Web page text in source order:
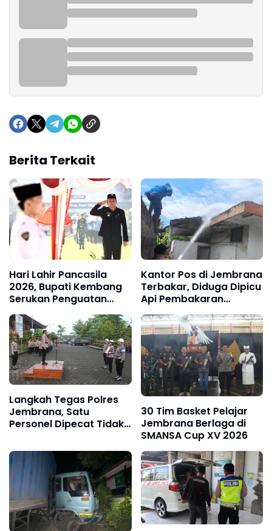
Berita Terkait
Hari Lahir Pancasila
2026, Bupati Kembang
Serukan Penguatan
Persatuan dan Gotong
Royong di Tengah
Tantangan Global
Kantor Pos di Jembrana
Terbakar, Diduga Dipicu
Api Pembakaran
Sampah
Langkah Tegas Polres
Jembrana, Satu
Personel Dipecat Tidak
30 Tim Basket Pelajar
Jembrana Berlaga di
SMANSA Cup XV 2026